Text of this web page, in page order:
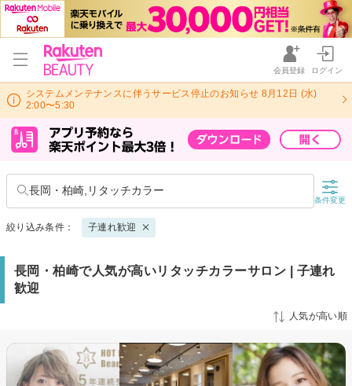
会員登録 ログイン
システムメンテナンスに伴うサービス停止のお知らせ 8月12日 (水)
2:00〜5:30
長岡・柏崎,リタッチカラー
条件変更
絞り込み条件： 子連れ歓迎
長岡・柏崎で人気が高いリタッチカラーサロン | 子連れ
歓迎
人気が高い順